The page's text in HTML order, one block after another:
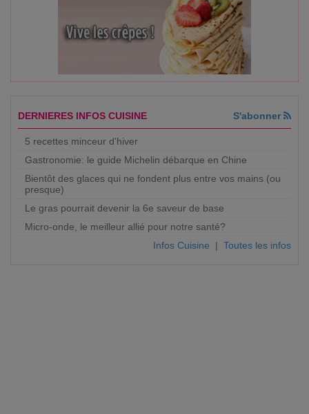
DERNIERES INFOS CUISINE S'abonner
5 recettes minceur d'hiver
Gastronomie: le guide Michelin débarque en Chine
Bientôt des glaces qui ne fondent plus entre vos mains (ou
presque)
Le gras pourrait devenir la 6e saveur de base
Micro-onde, le meilleur allié pour notre santé?
Infos Cuisine | Toutes les infos